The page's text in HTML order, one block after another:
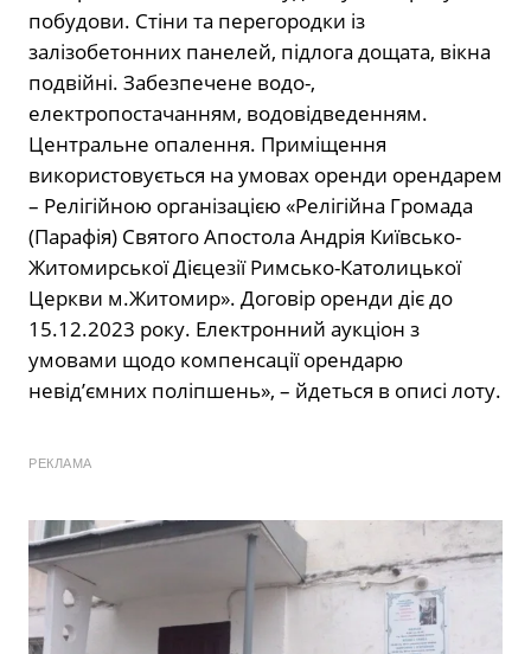
побудови. Стіни та перегородки із
залізобетонних панелей, підлога дощата, вікна
подвійні. Забезпечене водо-,
електропостачанням, водовідведенням.
Центральне опалення. Приміщення
використовується на умовах оренди орендарем
– Релігійною організацією «Релігійна Громада
(Парафія) Святого Апостола Андрія Київсько-
Житомирської Дієцезії Римсько-Католицької
Церкви м.Житомир». Договір оренди діє до
15.12.2023 року. Електронний аукціон з
умовами щодо компенсації орендарю
невід’ємних поліпшень», – йдеться в описі лоту.
РЕКЛАМА